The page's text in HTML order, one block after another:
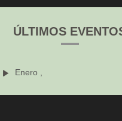
ÚLTIMOS
Enero ,